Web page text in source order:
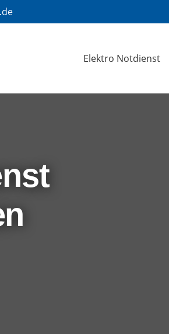
Elektro Notdienst